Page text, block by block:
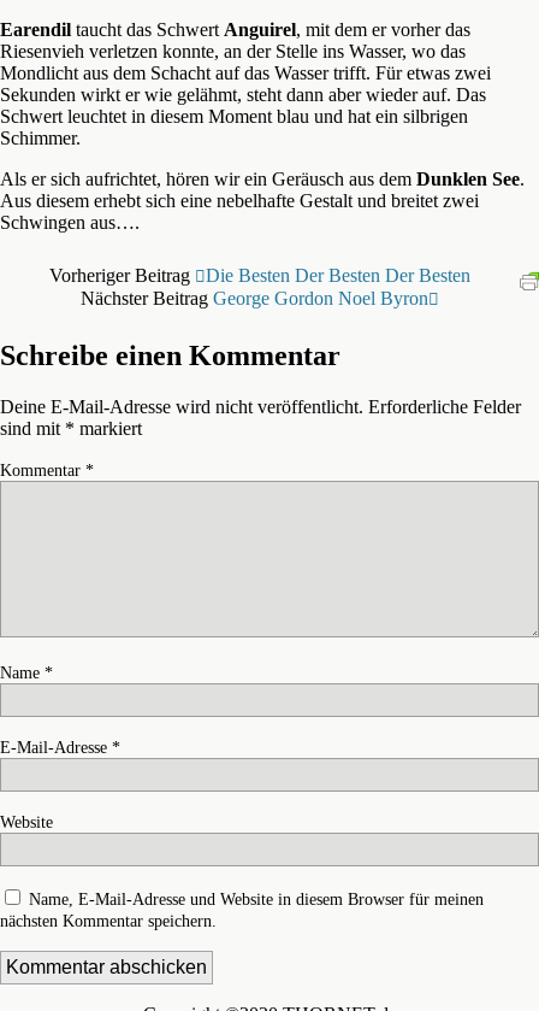
Earendil taucht das Schwert Anguirel, mit dem er vorher das
Riesenvieh verletzen konnte, an der Stelle ins Wasser, wo das
Mondlicht aus dem Schacht auf das Wasser trifft. Für etwas zwei
Sekunden wirkt er wie gelähmt, steht dann aber wieder auf. Das
Schwert leuchtet in diesem Moment blau und hat ein silbrigen
Schimmer.
Als er sich aufrichtet, hören wir ein Geräusch aus dem Dunklen See.
Aus diesem erhebt sich eine nebelhafte Gestalt und breitet zwei
Schwingen aus….
Vorheriger Beitrag
Die Besten Der Besten Der Besten
Nächster Beitrag George Gordon Noel Byron
Schreibe einen Kommentar
Deine E-Mail-Adresse wird nicht veröffentlicht. Erforderliche Felder
sind mit * markiert
Kommentar *
Name *
E-Mail-Adresse *
Website
Name, E-Mail-Adresse und Website in diesem Browser für meinen
nächsten Kommentar speichern.